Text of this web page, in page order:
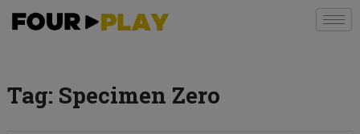
Tag: Specimen Zero